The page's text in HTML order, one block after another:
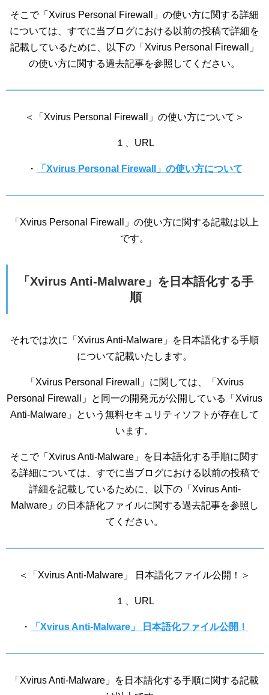
そこで「Xvirus Personal Firewall」の使い方に関する詳細
については、すでに当ブログにおける以前の投稿で詳細を
記載しているために、以下の「Xvirus Personal Firewall」
の使い方に関する過去記事を参照してください。
＜「Xvirus Personal Firewall」の使い方について＞
１、URL
・ 「Xvirus Personal Firewall」の使い方について
「Xvirus Personal Firewall」の使い方に関する記載は以上
です。
「Xvirus Anti-Malware」を日本語化する手
順
それでは次に「Xvirus Anti-Malware」を日本語化する手順
について記載いたします。
「Xvirus Personal Firewall」に関しては、「Xvirus
Personal Firewall」と同一の開発元が公開している「Xvirus
Anti-Malware」という無料セキュリティソフトが存在して
います。
そこで「Xvirus Anti-Malware」を日本語化する手順に関す
る詳細については、すでに当ブログにおける以前の投稿で
詳細を記載しているために、以下の「Xvirus Anti-
Malware」の日本語化ファイルに関する過去記事を参照し
てください。
＜「Xvirus Anti-Malware」 日本語化ファイル公開！＞
１、URL
・ 「Xvirus Anti-Malware」 日本語化ファイル公開！
「Xvirus Anti-Malware」を日本語化する手順に関する記載